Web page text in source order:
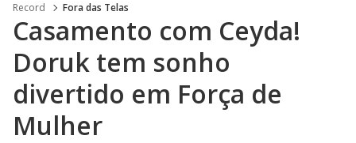
Record Fora das Telas
Casamento com Ceyda!
Doruk tem sonho
divertido em Força de
Mulher